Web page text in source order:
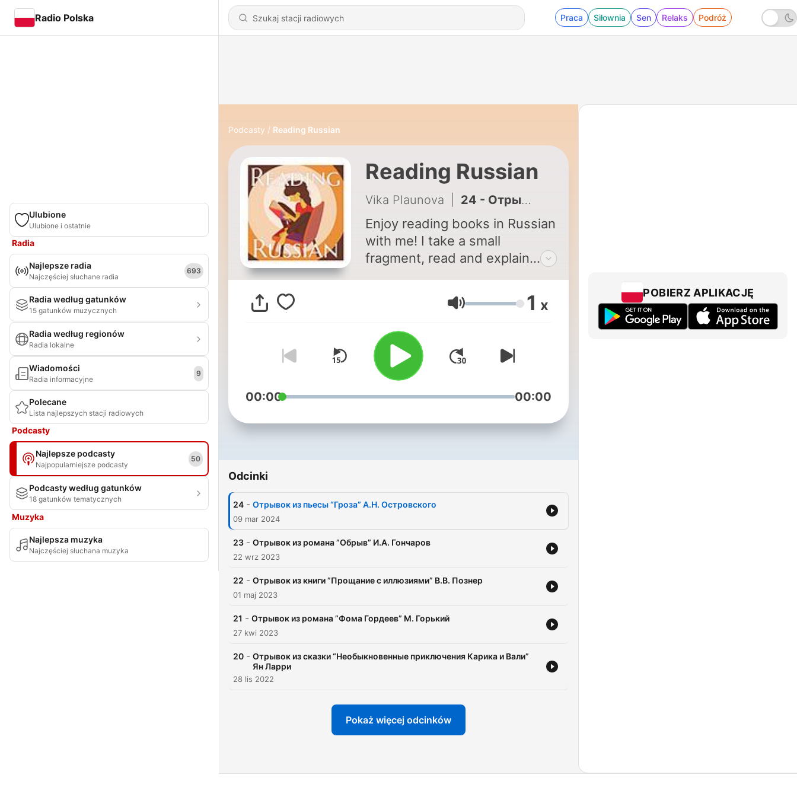
Radio Polska Praca Siłownia Sen Relaks Podróż
Ulubione
Ulubione i ostatnie
Radia
Najlepsze radia
Najczęściej słuchane radia
693
Radia według gatunków
15 gatunków muzycznych
Radia według regionów
Radia lokalne
Wiadomości
Radia informacyjne
9
Polecane
Lista najlepszych stacji radiowych
Podcasty
Najlepsze podcasty
Najpopularniejsze podcasty
50
Podcasty według gatunków
18 gatunków tematycznych
Muzyka
Najlepsza muzyka
Najczęściej słuchana muzyka
Podcasty Reading Russian
Reading Russian
Vika Plaunova 24 - Отрывок из пьесы “Гроза” А.Н. Островского
Enjoy reading books in Russian
with me! I take a small
fragment, read and explain
native language by reading
classic literature and modern
with joy! Насладись чтением
книг на русском языке
вместе со мной! Обычно я
беру небольшой отрывок,
и фразы. Погружайся в мой
Повышай уровень своего
Głośność 1 x
00:00 00:00
Odcinki
24 - Отрывок из пьесы “Гроза” А.Н. Островского
09 mar 2024
23 - Отрывок из романа ”Обрыв” И.А. Гончаров
22 wrz 2023
22 - Отрывок из книги ”Прощание с иллюзиями” В.В. Познер
01 maj 2023
21 - Отрывок из романа ”Фома Гордеев” М. Горький
27 kwi 2023
20 - Отрывок из сказки “Необыкновенные приключения Карика и Вали”
Ян Ларри
28 lis 2022
Pokaż więcej odcinków
POBIERZ APLIKACJĘ